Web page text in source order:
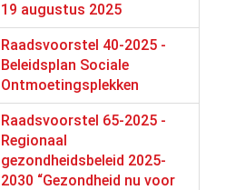
19 augustus 2025
Raadsvoorstel 40-2025 -
Beleidsplan Sociale
Ontmoetingsplekken
Raadsvoorstel 65-2025 -
Regionaal
gezondheidsbeleid 2025-
2030 “Gezondheid nu voor